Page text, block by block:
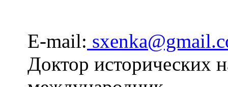
E-mail:
Доктор исторических